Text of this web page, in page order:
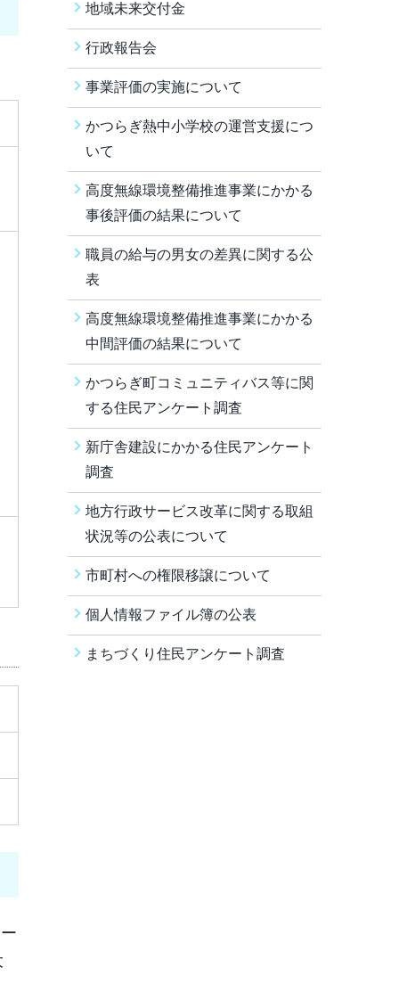
地域未来交付金
行政報告会
事業評価の実施について
かつらぎ熱中小学校の運営支援につ
いて
高度無線環境整備推進事業にかかる
事後評価の結果について
職員の給与の男女の差異に関する公
表
高度無線環境整備推進事業にかかる
中間評価の結果について
かつらぎ町コミュニティバス等に関
する住民アンケート調査
新庁舎建設にかかる住民アンケート
調査
地方行政サービス改革に関する取組
状況等の公表について
市町村への権限移譲について
個人情報ファイル簿の公表
まちづくり住民アンケート調査